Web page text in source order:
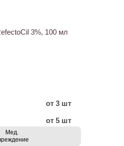
3%, 100 мл
от 3 шт
от 5 шт
Мед.